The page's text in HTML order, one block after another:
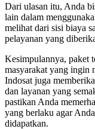
Dari ulasan itu, Anda
lain dalam
melihat dari sisi biaya
pelayanan yang
Kesimpulannya, paket
masyarakat yang ingin
Indosat juga
dan layanan yang
pastikan Anda
yang berlaku agar
didapatkan.